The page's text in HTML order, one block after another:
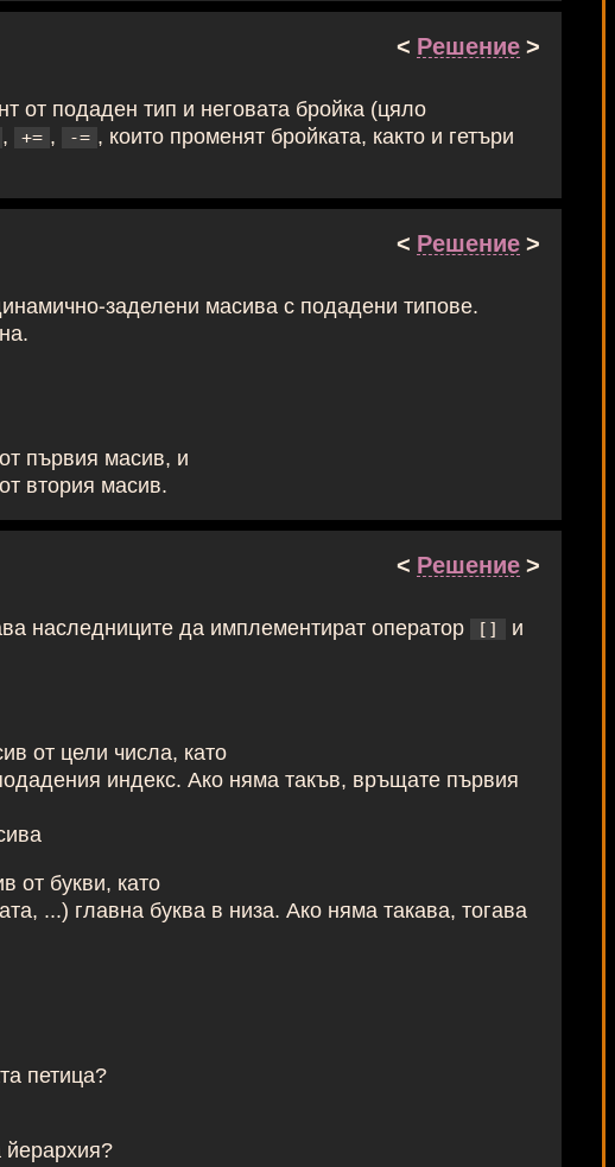
< Решение >
от подаден тип и неговата бройка (цяло
+= -=
, които променят бройката, както и гетъри
< Решение >
заделени масива с подадени типове.
първия масив, и
втория масив.
< Решение >
наследниците да имплементират оператор []
и
от цели числа, като
индекс. Ако няма такъв, връщате първия
от букви, като
...) главна буква в низа. Ако няма такава, тогава
петица?